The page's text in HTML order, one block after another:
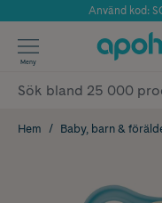
Årets
Använd kod:
✓
Meny
Hem Baby, barn &